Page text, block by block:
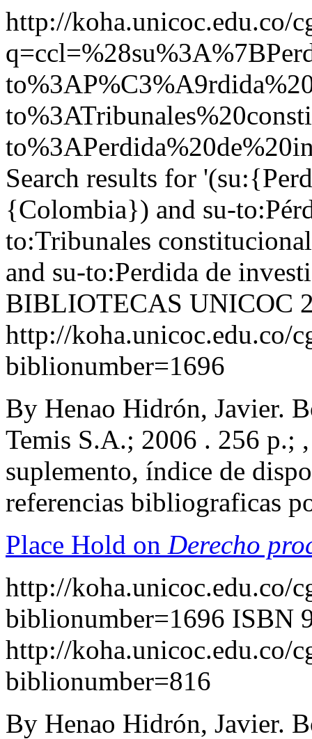
http://koha.unicoc.edu.co/
Search results for
{Colombia}) and su-
to:Tribunales
and su-to:Perdida de
BIBLIOTECAS UNICOC
http://koha.unicoc.edu.co/
biblionumber=1696
By Henao Hidrón, Javier.
Temis S.A.; 2006 . 256 p.;
suplemento, índice de
referencias bibliograficas
Place Hold on Derecho
http://koha.unicoc.edu.co/
biblionumber=1696 ISBN
http://koha.unicoc.edu.co/
biblionumber=816
By Henao Hidrón, Javier.